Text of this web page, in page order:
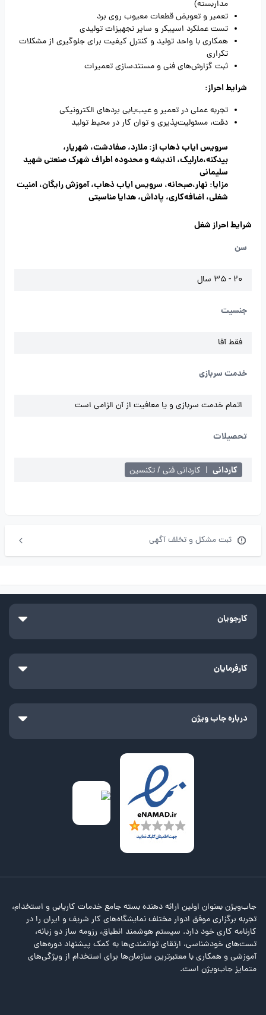
مداربسته)
تعمیر و تعویض قطعات معیوب روی برد
تست عملکرد اسپیکر و سایر تجهیزات تولیدی
همکاری با واحد تولید و کنترل کیفیت برای جلوگیری از مشکلات
تکراری
ثبت گزارش‌های فنی و مستندسازی تعمیرات
شرایط احراز:
تجربه عملی در تعمیر و عیب‌یابی بردهای الکترونیکی
دقت، مسئولیت‌پذیری و توان کار در محیط تولید
سرویس ایاب ذهاب از: ملارد، صفادشت، شهریار،
بیدکنه،مارلیک، اندیشه و محدوده اطراف شهرک صنعتی شهید
سلیمانی
مزایا: نهار،صبحانه، سرویس ایاب ذهاب، آموزش رایگان، امنیت
شغلی، اضافه‌کاری، پاداش، هدایا مناسبتی
شرایط احراز شغل
سن
20 - 35 سال
جنسیت
فقط آقا
خدمت سربازی
اتمام خدمت سربازی و یا معافیت از آن الزامی است
تحصیلات
کاردانی | کاردانی فنی / تکنسین
ثبت مشکل و تخلف آگهی
کارجویان
کارفرمایان
درباره جاب ویژن
جاب‌ویژن بعنوان اولین ارائه دهنده بسته جامع خدمات کاریابی و استخدام،
تجربه برگزاری موفق ادوار مختلف نمایشگاه‌های کار شریف و ایران را در
کارنامه کاری خود دارد. سیستم هوشمند انطباق، رزومه ساز دو زبانه،
تست‌های خودشناسی، ارتقای توانمندی‌ها به کمک پیشنهاد دوره‌های
آموزشی و همکاری با معتبرترین سازمان‌ها برای استخدام از ویژگی‌های
متمایز جاب‌ویژن است.